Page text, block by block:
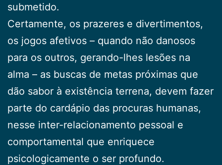
submetido.
Certamente, os prazeres e divertimentos,
os jogos afetivos – quando não danosos
para os outros, geran­do-lhes lesões na
alma – as buscas de metas próximas que
dão sabor à existência terrena, devem fazer
parte do cardápio das procuras humanas,
nesse inter-relaci­onamento pessoal e
comportamental que enriquece
psicologicamente o ser profundo.